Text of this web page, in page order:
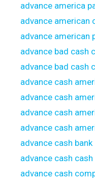
advance america
advance american
advance american
advance bad cash
advance bad cash
advance cash
advance cash
advance cash
advance cash
advance cash bank
advance cash
advance cash